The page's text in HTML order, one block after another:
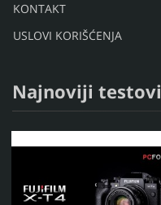
KONTAKT
USLOVI KORIŠĆENJA
Najnoviji testovi